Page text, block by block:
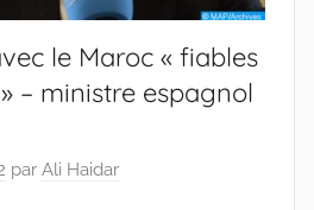
le Maroc « fiables
– ministre espagnol
par Ali Haidar